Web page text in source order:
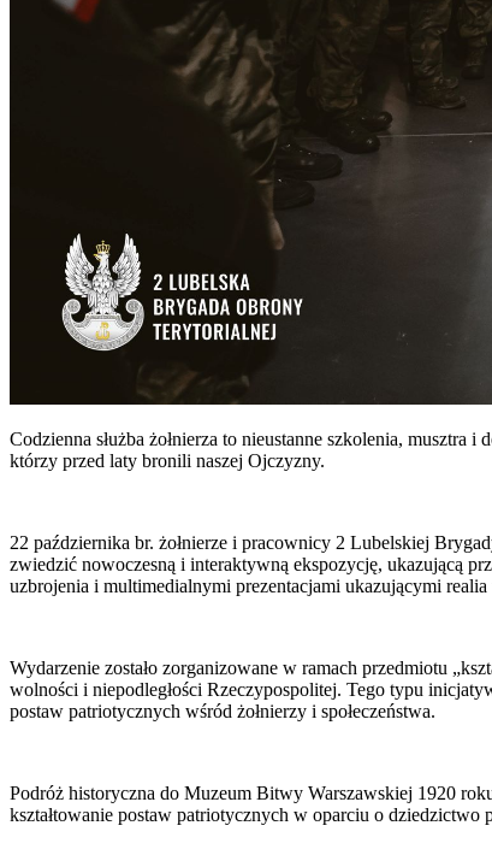
Codzienna służba żołnierza to nieustanne szkolenia,
którzy przed laty bronili naszej Ojczyzny.
22 października br. żołnierze i pracownicy 2 Lubelskiej
zwiedzić nowoczesną i interaktywną ekspozycję, ukazującą
uzbrojenia i multimedialnymi prezentacjami ukazującymi
Wydarzenie zostało zorganizowane w ramach przedmiotu
wolności i niepodległości Rzeczypospolitej. Tego typu
postaw patriotycznych wśród żołnierzy i społeczeństwa.
Podróż historyczna do Muzeum Bitwy Warszawskiej 1920
kształtowanie postaw patriotycznych w oparciu o dziedzictwo